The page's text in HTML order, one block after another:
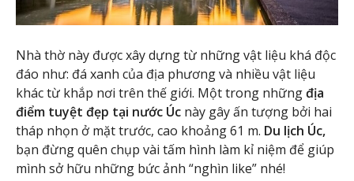
Nhà thờ này được xây dựng từ những vật liệu khá độc
đáo như: đá xanh của địa phương và nhiều vật liệu
khác từ khắp nơi trên thế giới. Một trong nhữngđịa
điểm tuyệt đẹp tại nước Úc này gây ấn tượng bởi hai
tháp nhọn ở mặt trước, cao khoảng 61 m. Du lịch Úc,
bạn đừng quên chụp vài tấm hình làm kỉ niệm để giúp
mình sở hữu những bức ảnh “nghìn like” nhé!